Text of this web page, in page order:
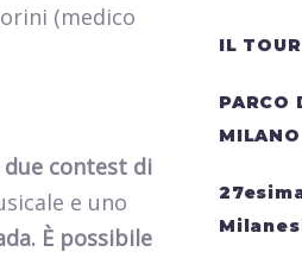
(medico
due contest di
e uno
È possibile
IL
PARCO
MILANO